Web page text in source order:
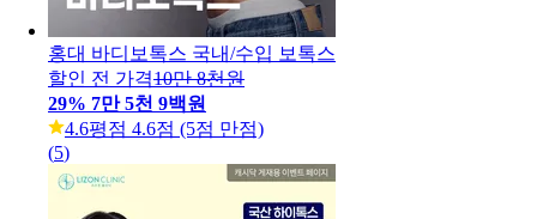
홍대 바디보톡스 국내/수입 보톡스
할인 전 가격10만 8천원
29% 7만 5천 9백원
4.6평점 4.6점 (5점 만점)
(5)